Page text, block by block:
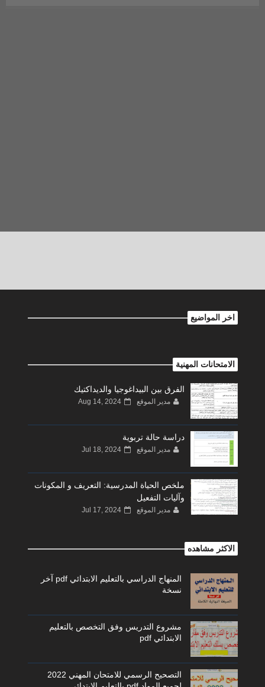
اخر المواضيع
الامتحانات المهنية
الفرق بين البيداغوجيا والديداكتيك
مدير الموقع Aug 14, 2024
دراسة حالة تربوية
مدير الموقع Jul 18, 2024
ملخص الحياة المدرسية: التعريف و المكونات
وآليات التفعيل
مدير الموقع Jul 17, 2024
الاكثر مشاهده
المنهاج الدراسي بالتعليم الابتدائي pdf آخر
نسخة
مشروع التدريس وفق التخصص بالتعليم
الابتدائي pdf
التصحيح الرسمي للامتحان المهني 2022